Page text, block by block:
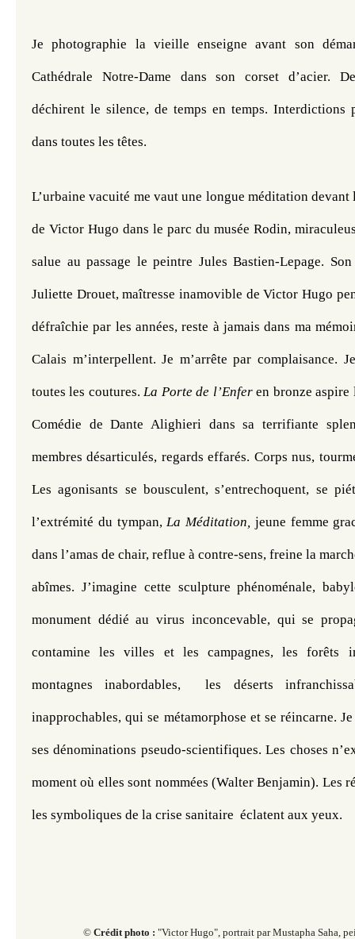
Je photographie la vieille enseigne avant son
Cathédrale Notre-Dame dans son corset d’acier.
déchirent le silence, de temps en temps. Interdictions
dans toutes les têtes.
L’urbaine vacuité me vaut une longue méditation
de Victor Hugo dans le parc du musée Rodin,
salue au passage le peintre Jules Bastien-Lepage.
Juliette Drouet, maîtresse inamovible de Victor Hugo
défraîchie par les années, reste à jamais dans ma
Calais m’interpellent. Je m’arrête par complaisance.
toutes les coutures. La Porte de l’Enfer en bronze
Comédie de Dante Alighieri dans sa terrifiante
membres désarticulés, regards effarés. Corps nus,
Les agonisants se bousculent, s’entrechoquent, se
l’extrémité du tympan, La Méditation, jeune femme
dans l’amas de chair, reflue à contre-sens, freine la
abîmes. J’imagine cette sculpture phénoménale,
monument dédié au virus inconcevable, qui se
contamine les villes et les campagnes, les forêts
montagnes inabordables,  les déserts
inapprochables, qui se métamorphose et se réincarne.
ses dénominations pseudo-scientifiques. Les choses
moment où elles sont nommées (Walter Benjamin). Les
les symboliques de la crise sanitaire  éclatent aux yeux.
©Crédit photo : "Victor Hugo", portrait par Mustapha Saha,